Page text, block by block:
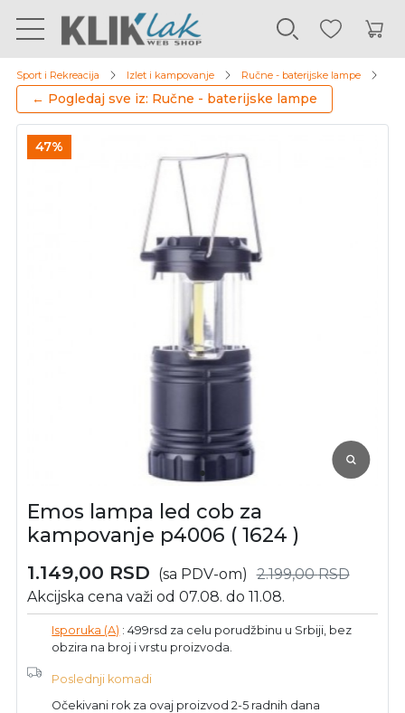
Sport i Rekreacija Izlet i kampovanje Ručne - baterijske lampe
← Pogledaj sve iz: Ručne - baterijske lampe
47%
Emos lampa led cob za
kampovanje p4006 ( 1624 )
1.149,00 RSD (sa PDV-om) 2.199,00RSD
Akcijska cena važi od 07.08. do 11.08.
Isporuka (A) : 499rsd za celu porudžbinu u Srbiji, bez
obzira na broj i vrstu proizvoda.
Poslednji komadi
Očekivani rok za ovaj proizvod 2-5 radnih dana